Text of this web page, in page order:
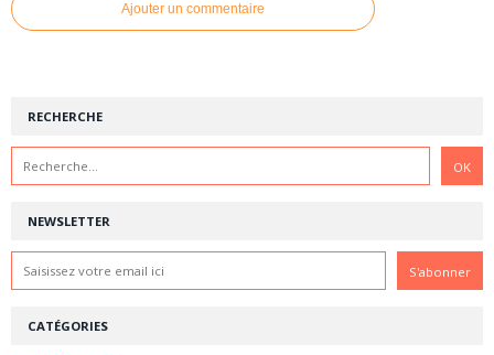
Ajouter un commentaire
NEWSLETTER
RECHERCHE
CATÉGORIES